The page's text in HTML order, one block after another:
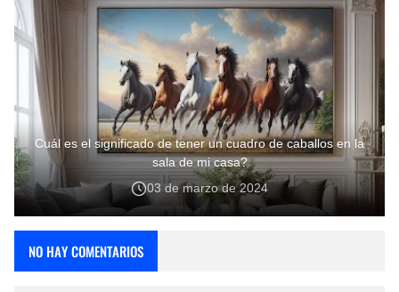
Cuál es el significado de tener un cuadro de caballos en la
sala de mi casa?
03 de marzo de 2024
NO HAY COMENTARIOS